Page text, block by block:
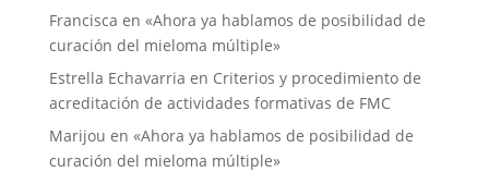
Francisca en «Ahora ya hablamos de posibilidad de
curación del mieloma múltiple»
Estrella Echavarria en Criterios y procedimiento de
acreditación de actividades formativas de FMC
Marijou en «Ahora ya hablamos de posibilidad de
curación del mieloma múltiple»